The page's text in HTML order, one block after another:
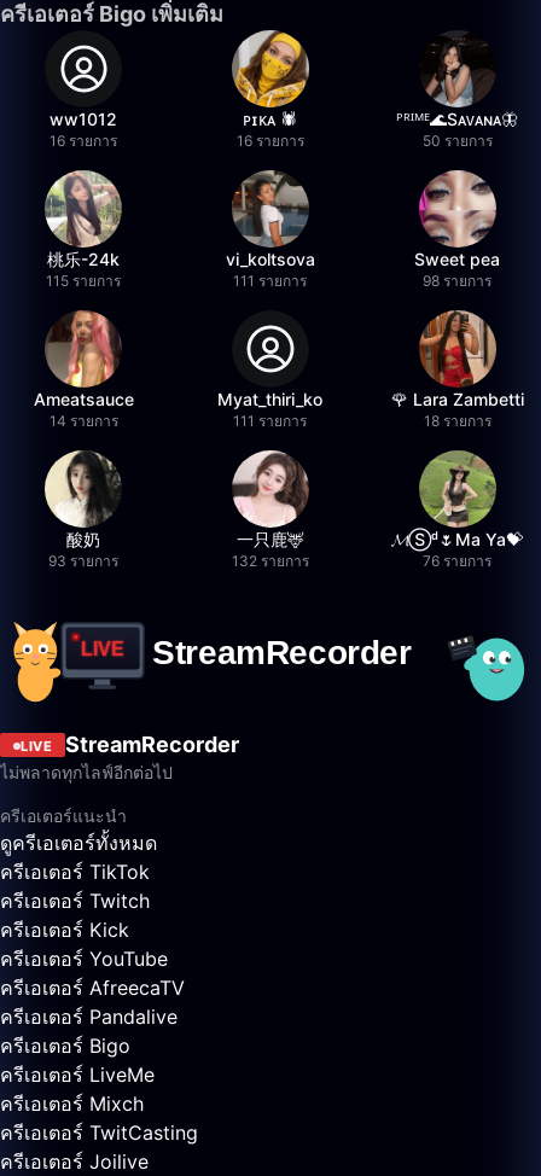
ครีเอเตอร์ Bigo เพิ่มเติม
ww1012
16 รายการ
ᴘɪᴋᴀ 🕷️
16 รายการ
ᴾᴿᴵᴹᴱ🌊Sᴀᴠᴀɴᴀ🦋
50 รายการ
桃乐-24k
115 รายการ
vi_koltsova
111 รายการ
Sweet pea
98 รายการ
Ameatsauce
14 รายการ
Myat_thiri_ko
111 รายการ
🌹 Lara Zambetti
18 รายการ
酸奶
93 รายการ
一只鹿🦌
132 รายการ
𝓜Ⓢᵈ🌷Ma Ya💝
76 รายการ
LIVE StreamRecorder
ไม่พลาดทุกไลฟ์อีกต่อไป
ครีเอเตอร์แนะนำ
ดูครีเอเตอร์ทั้งหมด
ครีเอเตอร์ TikTok
ครีเอเตอร์ Twitch
ครีเอเตอร์ Kick
ครีเอเตอร์ YouTube
ครีเอเตอร์ AfreecaTV
ครีเอเตอร์ Pandalive
ครีเอเตอร์ Bigo
ครีเอเตอร์ LiveMe
ครีเอเตอร์ Mixch
ครีเอเตอร์ TwitCasting
ครีเอเตอร์ Joilive